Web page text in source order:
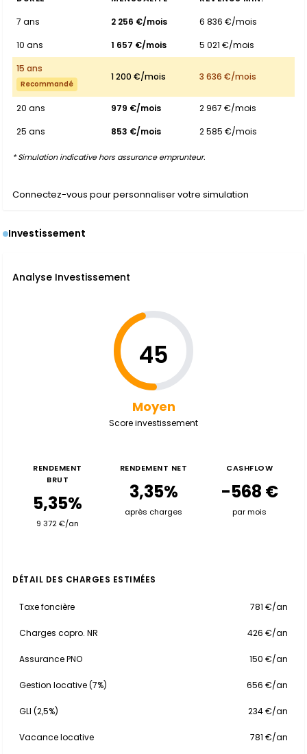
7 ans
2 256 €/mois
6 836 €/mois
10 ans
1 657 €/mois
5 021 €/mois
15 ans
Recommandé
1 200 €/mois 3 636 €/mois
20 ans 979 €/mois
2 967 €/mois
25 ans
853 €/mois 2 585 €/mois
* Simulation indicative hors assurance emprunteur.
Connectez-vous pour personnaliser votre simulation
Investissement
Analyse Investissement
45
Moyen
Score investissement
RENDEMENT
BRUT
5,35%
9 372 €/an
RENDEMENT NET
3,35%
après charges
CASHFLOW
-568 €
par mois
DÉTAIL DES CHARGES ESTIMÉES
Taxe foncière 781 €/an
Charges copro. NR 426 €/an
Assurance PNO 150 €/an
Gestion locative (7%) 656 €/an
GLI (2,5%) 234 €/an
Vacance locative 781 €/an